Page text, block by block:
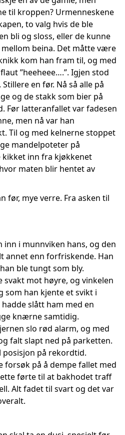
til kroppen? Urmenneskene
to valg hvis de ble
bli og sloss, eller de kunne
beina. Det måtte være
kom han fram til, og med
”heeheee….”. Igjen stod
en før. Nå så alle på
og de stakk som bier på
Før latteranfallet var fadesen
men nå var han
Til og med kelnerne stoppet
mandelpoteter på
inn fra kjøkkenet
maten blir hentet av
før, mye verre. Fra asken til
inn i munnviken hans, og den
annet enn forfriskende. Han
ble tungt som bly.
svakt mot høyre, og vinkelen
han kjente et svikt i
slått ham med en
knærne samtidig.
slo rød alarm, og med
falt slapt ned på parketten.
på rekordtid.
forsøk på å dempe fallet med
førte til at bakhodet traff
Alt fadet til svart og det var